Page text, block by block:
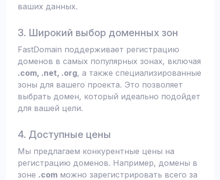
ваших данных.
3. Широкий выбор доменных зон
FastDomain поддерживает регистрацию
доменов в самых популярных зонах, включая
.com, .net, .org, а также специализированные
зоны для вашего проекта. Это позволяет
выбрать домен, который идеально подойдет
для вашей цели.
4. Доступные цены
Мы предлагаем конкурентные цены на
регистрацию доменов. Например, домены в
зоне .com можно зарегистрировать всего за